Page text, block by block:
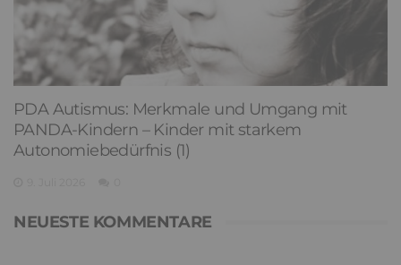
PDA Autismus: Merkmale und Umgang mit
PANDA-Kindern – Kinder mit starkem
Autonomiebedürfnis (1)
NEUESTE KOMMENTARE